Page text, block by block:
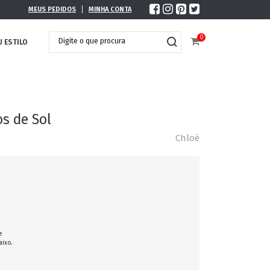
MEUS PEDIDOS MINHA CONTA
ESTILO
0
de Sol
Chloé